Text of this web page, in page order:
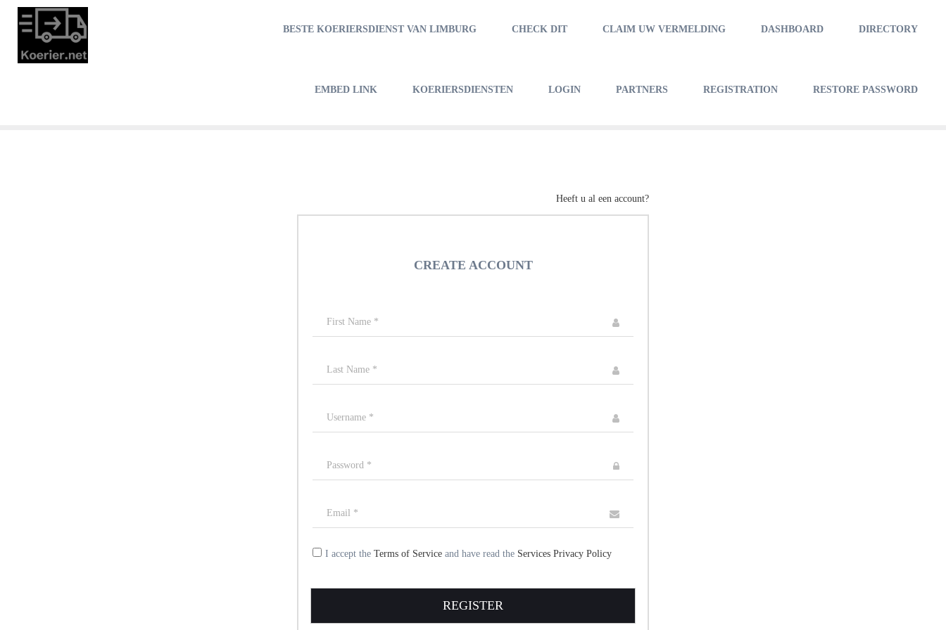
BESTE KOERIERSDIENST VAN LIMBURG CHECK DIT CLAIM UW VERMELDING DASHBOARD DIRECTORY
EMBED LINK KOERIERSDIENSTEN LOGIN PARTNERS REGISTRATION RESTORE PASSWORD
Koerier net>Registration
Heeft u al een account?
CREATE ACCOUNT
I accept the Terms of Service and have read the Services Privacy Policy